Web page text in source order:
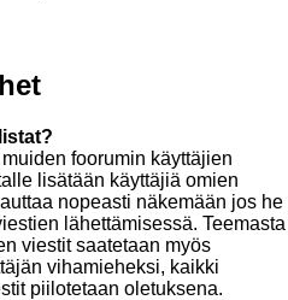
foorumin käyttäjien
lisätään käyttäjiä omien
nopeasti näkemään jos he
lähettämisessä. Teemasta
viestit saatetaan myös
vihamieheksi, kaikki
piilotetaan oletuksena.